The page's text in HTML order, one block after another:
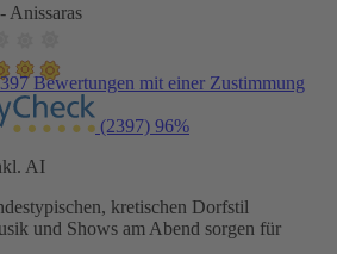
Anissaras
Bewertungen mit einer Zustimmung
(2397) 96%
AI
kretischen Dorfstil
und Shows am Abend sorgen für